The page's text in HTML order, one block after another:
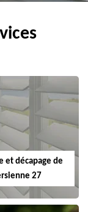
et décapage de
27